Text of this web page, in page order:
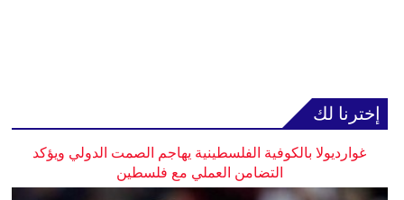
إخترنا لك
غوارديولا بالكوفية الفلسطينية يهاجم الصمت الدولي ويؤكد
التضامن العملي مع فلسطين